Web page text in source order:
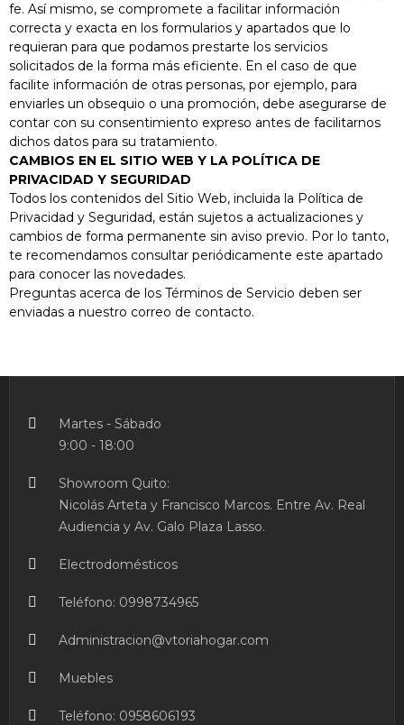
fe. Así mismo, se compromete a facilitar información
correcta y exacta en los formularios y apartados que lo
requieran para que podamos prestarte los servicios
solicitados de la forma más eficiente. En el caso de que
facilite información de otras personas, por ejemplo, para
enviarles un obsequio o una promoción, debe asegurarse de
contar con su consentimiento expreso antes de facilitarnos
dichos datos para su tratamiento.
CAMBIOS EN EL SITIO WEB Y LA POLÍTICA DE
PRIVACIDAD Y SEGURIDAD
Todos los contenidos del Sitio Web, incluida la Política de
Privacidad y Seguridad, están sujetos a actualizaciones y
cambios de forma permanente sin aviso previo. Por lo tanto,
te recomendamos consultar periódicamente este apartado
para conocer las novedades.
Preguntas acerca de los Términos de Servicio deben ser
enviadas a nuestro correo de contacto.
Martes - Sábado
9:00 - 18:00
Showroom Quito:
Nicolás Arteta y Francisco Marcos. Entre Av. Real
Audiencia y Av. Galo Plaza Lasso.
Electrodomésticos
Teléfono: 0998734965
Administracion@vtoriahogar.com
Muebles
Teléfono: 0958606193